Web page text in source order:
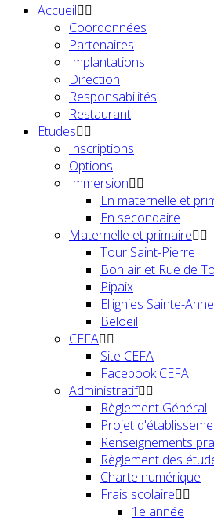
Accueil
Coordonnées
Partenaires
Implantations
Direction
Responsabilités
Restaurant
Etudes
Inscriptions
Options
Immersion
En maternelle et
En secondaire
Maternelle et primaire
Tour Saint-Pierre
Bon air et Rue de
Pipaix
Ellignies Sainte-Anne
Beloeil
CEFA
Site CEFA
Facebook CEFA
Administratif
Règlement Général
Projet
Renseignements
Règlement des
Charte numérique
Frais scolaire
1e année